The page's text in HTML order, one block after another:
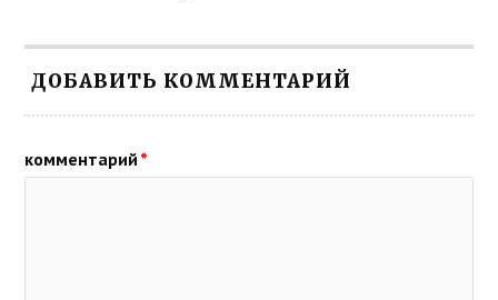
ДОБАВИТЬ КОММЕНТАРИЙ
комментарий *